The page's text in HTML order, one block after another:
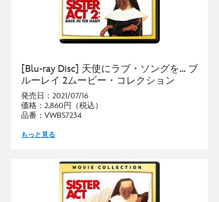
[Blu-ray Disc] 天使にラブ・ソングを… ブ
ルーレイ 2ムービー・コレクション
発売日：2021/07/16
価格：2,860円（税込）
品番：VWBS7234
もっと見る